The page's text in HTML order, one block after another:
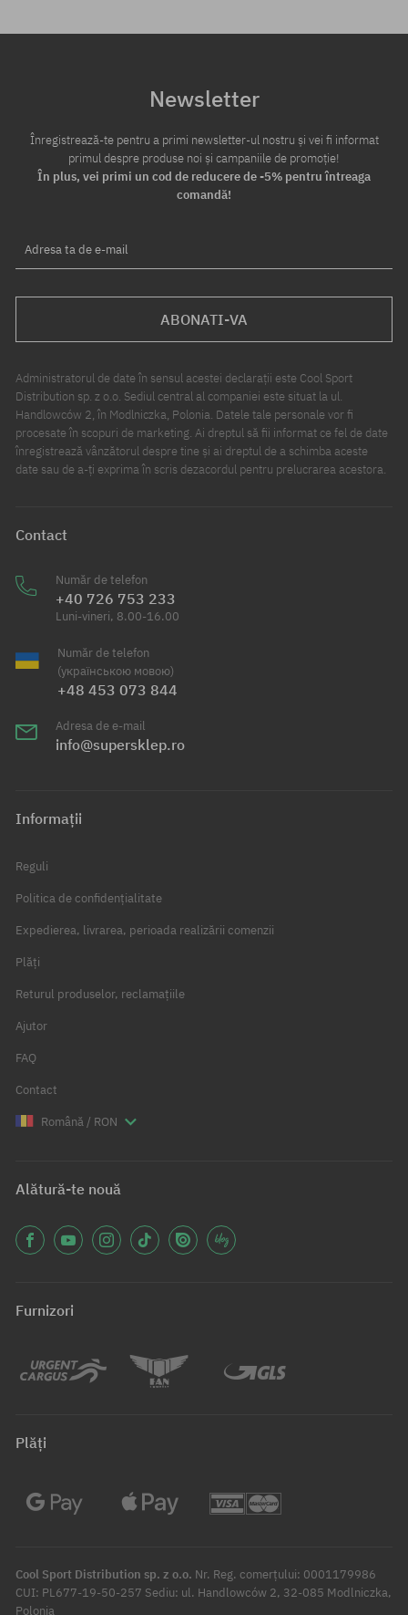
Newsletter
Înregistrează-te pentru a primi newsletter-ul nostru și vei fi informat
primul despre produse noi și campaniile de promoție!
În plus, vei primi un cod de reducere de -5% pentru întreaga
comandă!
Adresa ta de e-mail
ABONATI-VA
Administratorul de date în sensul acestei declarații este Cool Sport
Distribution sp. z o.o. Sediul central al companiei este situat la ul.
Handlowców 2, în Modlniczka, Polonia. Datele tale personale vor fi
procesate în scopuri de marketing. Ai dreptul să fii informat ce fel de date
înregistrează vânzătorul despre tine și ai dreptul de a schimba aceste
date sau de a-ți exprima în scris dezacordul pentru prelucrarea acestora.
Contact
Număr de telefon
+40 726 753 233
Luni-vineri, 8.00-16.00
Număr de telefon
(українською мовою)
+48 453 073 844
Adresa de e-mail
info@supersklep.ro
Informații
Reguli
Politica de confidențialitate
Expedierea, livrarea, perioada realizării comenzii
Plăți
Returul produselor, reclamațiile
Ajutor
FAQ
Contact
Română / RON
Alătură-te nouă
Furnizori
Plăți
Cool Sport Distribution sp. z o.o. Nr. Reg. comerțului: 0001179986
CUI: PL677-19-50-257 Sediu: ul. Handlowców 2, 32-085 Modlniczka,
Polonia